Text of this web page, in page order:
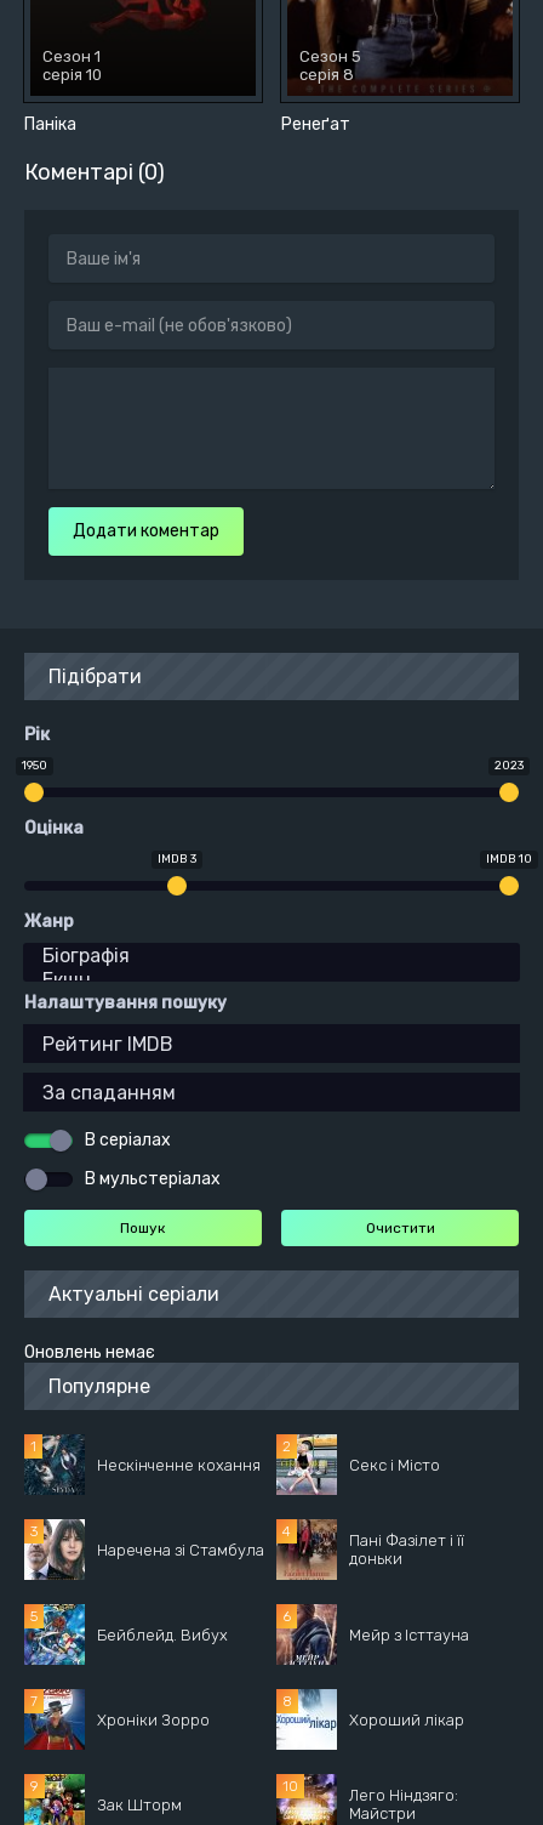
Паніка
Сезон 1
серія 10
Ренеґат
Сезон 5
серія 8
Коментарі (0)
Додати коментар
Підібрати
Рік
1950 2023
Оцінка
IMDB 3 IMDB 10
Жанр
Налаштування пошуку
В серіалах
В мульстеріалах
Актуальні серіали
Оновлень немає
Популярне
Нескінченне кохання Секс і Місто
Наречена зі Стамбула
Пані Фазілет і її
доньки
Бейблейд. Вибух Мейр з Істтауна
Хроніки Зорро Хороший лікар
Зак Шторм
Лего Ніндзяго:
Майстри